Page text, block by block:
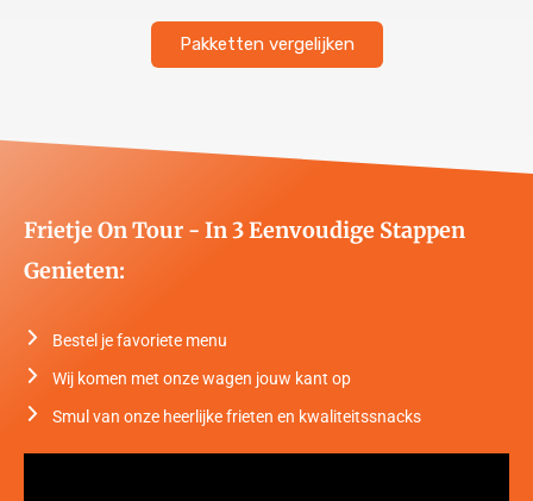
Pakketten vergelijken
Frietje On Tour - In 3 Eenvoudige Stappen
Genieten:
Bestel je favoriete menu
Wij komen met onze wagen jouw kant op
Smul van onze heerlijke frieten en kwaliteitssnacks